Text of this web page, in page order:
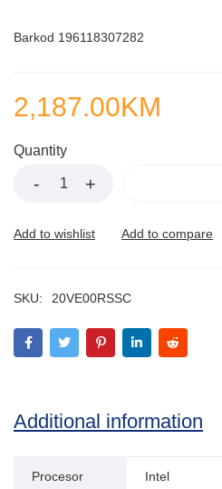
Barkod 196118307282
2,187.00KM
Quantity
SKU: 20VE00RSSC
Additional information
Procesor Intel